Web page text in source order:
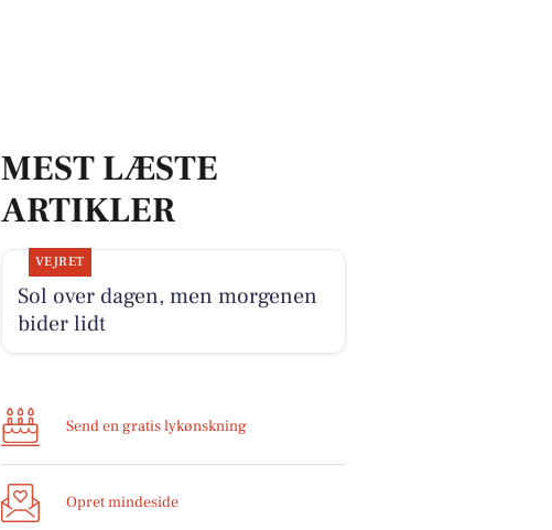
MEST LÆSTE
ARTIKLER
VEJRET
Sol over dagen, men morgenen
bider lidt
Send en gratis lykønskning
Opret mindeside